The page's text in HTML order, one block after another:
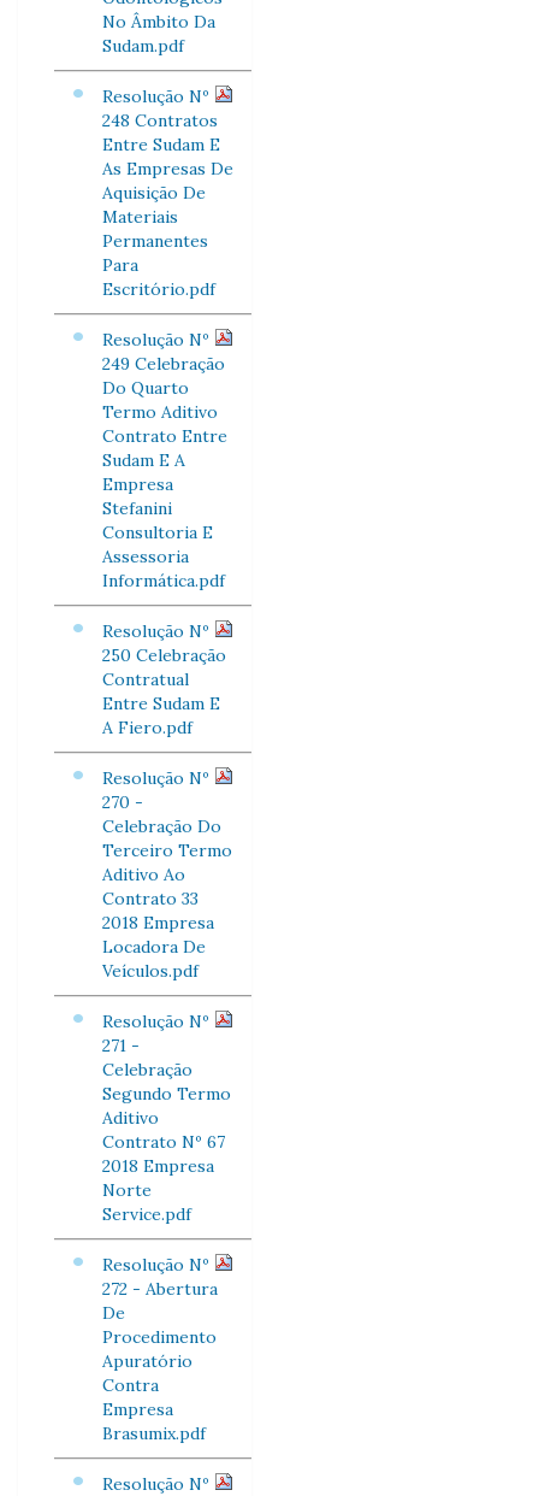
No Âmbito Da
Sudam.pdf
Resolução Nº
248 Contratos
Entre Sudam E
As Empresas De
Aquisição De
Materiais
Permanentes
Para
Escritório.pdf
Resolução Nº
249 Celebração
Do Quarto
Termo Aditivo
Contrato Entre
Sudam E A
Empresa
Stefanini
Consultoria E
Assessoria
Informática.pdf
Resolução Nº
250 Celebração
Contratual
Entre Sudam E
A Fiero.pdf
Resolução Nº
270 -
Celebração Do
Terceiro Termo
Aditivo Ao
Contrato 33
2018 Empresa
Locadora De
Veículos.pdf
Resolução Nº
271 -
Celebração
Segundo Termo
Aditivo
Contrato Nº 67
2018 Empresa
Norte
Service.pdf
Resolução Nº
272 - Abertura
De
Procedimento
Apuratório
Contra
Empresa
Brasumix.pdf
Resolução Nº